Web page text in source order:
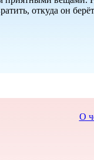
откуда он
О